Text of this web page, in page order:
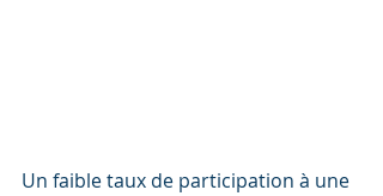
Un faible taux de participation à une